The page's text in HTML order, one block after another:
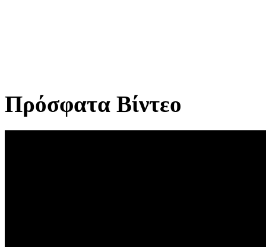
Πρόσφατα Βίντεο